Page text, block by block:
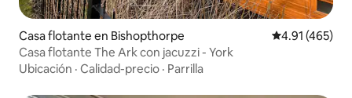
Casa flotante en Bishopthorpe Calificación
4.91 (465)
Casa flotante The Ark con jacuzzi - York
Ubicación · Calidad-precio · Parrilla